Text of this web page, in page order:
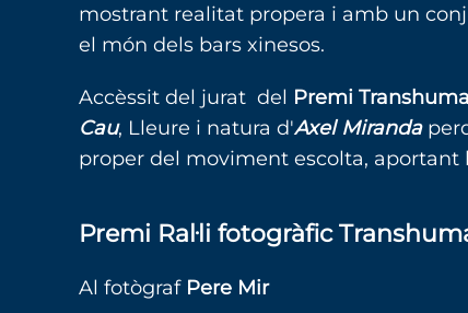
mostrant realitat propera i amb un
el món dels bars xinesos.
Accèssit del jurat del Premi
Cau, Lleure i natura d'Axel Miranda
proper del moviment escolta, aportant
Premi Ral·li fotogràfic
Al fotògraf Pere Mir